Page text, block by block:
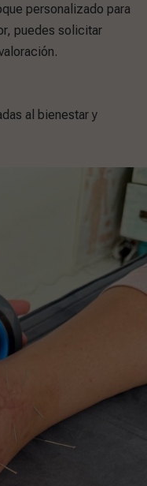
personalizado para
puedes solicitar
al bienestar y